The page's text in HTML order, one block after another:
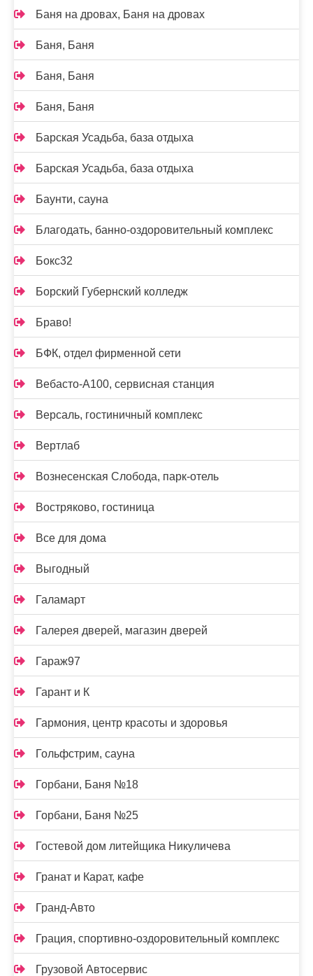
Баня на дровах, Баня на дровах
Баня, Баня
Баня, Баня
Баня, Баня
Барская Усадьба, база отдыха
Барская Усадьба, база отдыха
Баунти, сауна
Благодать, банно-оздоровительный комплекс
Бокс32
Борский Губернский колледж
Браво!
БФК, отдел фирменной сети
Вебасто-А100, сервисная станция
Версаль, гостиничный комплекс
Вертлаб
Вознесенская Слобода, парк-отель
Востряково, гостиница
Все для дома
Выгодный
Галамарт
Галерея дверей, магазин дверей
Гараж97
Гарант и К
Гармония, центр красоты и здоровья
Гольфстрим, сауна
Горбани, Баня №18
Горбани, Баня №25
Гостевой дом литейщика Никуличева
Гранат и Карат, кафе
Гранд-Авто
Грация, спортивно-оздоровительный комплекс
Грузовой Автосервис